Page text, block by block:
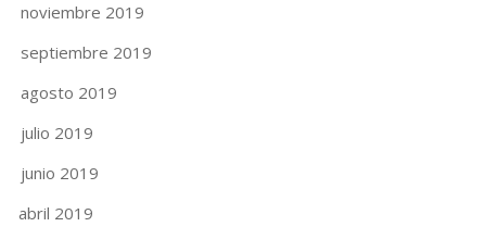
noviembre 2019
septiembre 2019
agosto 2019
julio 2019
junio 2019
abril 2019